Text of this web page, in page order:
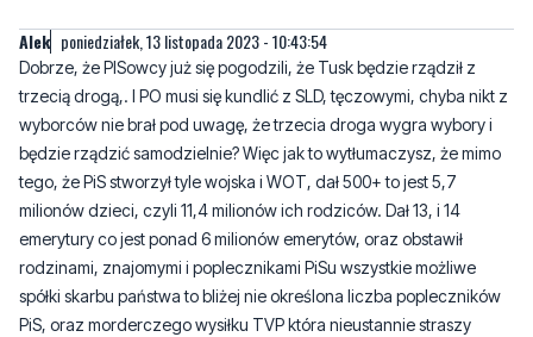
AIek poniedziałek, 13 listopada 2023 - 10:43:54
Dobrze, że PISowcy już się pogodzili, że Tusk będzie rządził z
trzecią drogą,. I PO musi się kundlić z SLD, tęczowymi, chyba nikt z
wyborców nie brał pod uwagę, że trzecia droga wygra wybory i
będzie rządzić samodzielnie? Więc jak to wytłumaczysz, że mimo
tego, że PiS stworzył tyle wojska i WOT, dał 500+ to jest 5,7
milionów dzieci, czyli 11,4 milionów ich rodziców. Dał 13, i 14
emerytury co jest ponad 6 milionów emerytów, oraz obstawił
rodzinami, znajomymi i poplecznikami PiSu wszystkie możliwe
spółki skarbu państwa to bliżej nie określona liczba popleczników
PiS, oraz morderczego wysiłku TVP która nieustannie straszy